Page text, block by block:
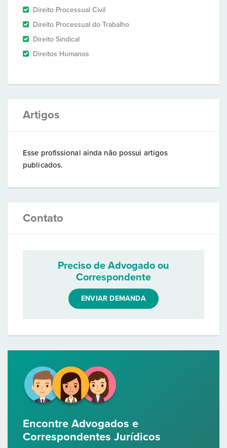
Direito Processual Civil
Direito Processual do Trabalho
Direito Sindical
Direitos Humanos
Artigos
Esse profissional ainda não possui artigos
publicados.
Contato
Preciso de Advogado ou
Correspondente
ENVIAR DEMANDA
Encontre Advogados e
Correspondentes Jurídicos